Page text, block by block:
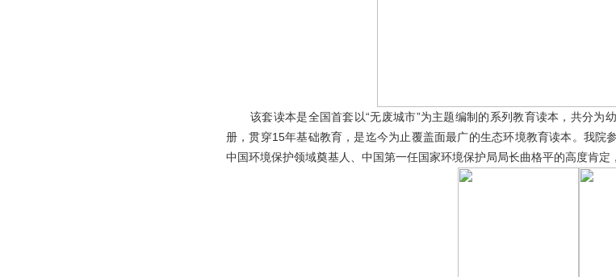
该套读本是全国首套以“无废城市”为主题编制的系列教育读本，共分为
册，贯穿15年基础教育，是迄今为止覆盖面最广的生态环境教育读本。我院
中国环境保护领域奠基人、中国第一任国家环境保护局局长曲格平的高度肯